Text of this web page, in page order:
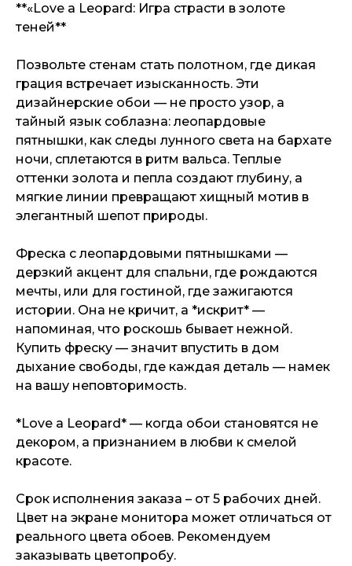
**«Love a Leopard: Игра страсти в золоте
теней**
Позвольте стенам стать полотном, где дикая
грация встречает изысканность. Эти
дизайнерские обои — не просто узор, а
тайный язык соблазна: леопардовые
пятнышки, как следы лунного света на бархате
ночи, сплетаются в ритм вальса. Теплые
оттенки золота и пепла создают глубину, а
мягкие линии превращают хищный мотив в
элегантный шепот природы.
Фреска с леопардовыми пятнышками —
дерзкий акцент для спальни, где рождаются
мечты, или для гостиной, где зажигаются
истории. Она не кричит, а *искрит* —
напоминая, что роскошь бывает нежной.
Купить фреску — значит впустить в дом
дыхание свободы, где каждая деталь — намек
на вашу неповторимость.
*Love a Leopard* — когда обои становятся не
декором, а признанием в любви к смелой
красоте.
Срок исполнения заказа – от 5 рабочих дней.
Цвет на экране монитора может отличаться от
реального цвета обоев. Рекомендуем
заказывать цветопробу.